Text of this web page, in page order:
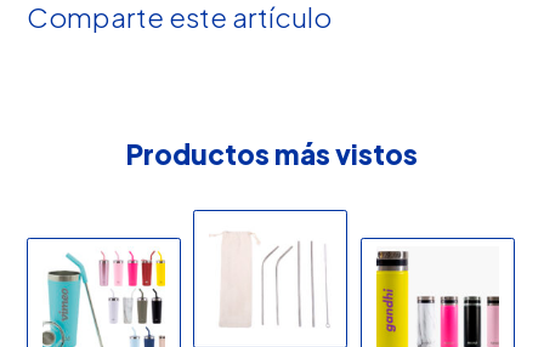
Comparte este artículo
Productos más vistos